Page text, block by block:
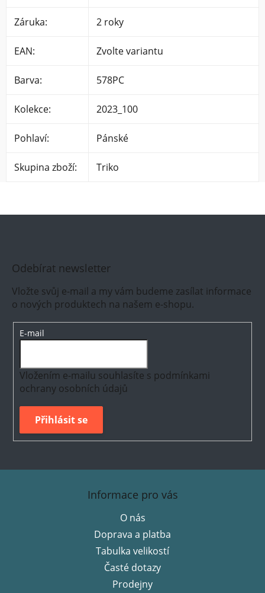
Záruka: 2 roky
EAN: Zvolte variantu
Barva: 578PC
Kolekce: 2023_100
Pohlaví: Pánské
Skupina zboží: Triko
Odebírat newsletter
Vložte svůj e-mail a my vám budeme zasílat informace
o nových produktech na našem e-shopu.
E-mail
Vložením e-mailu souhlasíte s podmínkami
ochrany osobních údajů
Přihlásit se
Z
Informace pro vás
O nás
Doprava a platba
Tabulka velikostí
Časté dotazy
Prodejny